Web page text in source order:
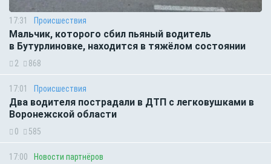
17:31 Происшествия
Мальчик, которого сбил пьяный водитель
в Бутурлиновке, находится в тяжёлом состоянии
2 868
17:01 Происшествия
Два водителя пострадали в ДТП с легковушками в
Воронежской области
0 585
17:00 Новости партнёров